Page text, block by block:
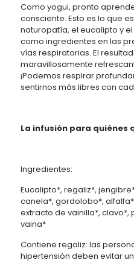
Como yogui, pronto
consciente. Esto es lo que
naturopatía, el eucalipto y
como ingredientes en las
vías respiratorias. El
maravillosamente
¡Podemos respirar
sentirnos más libres con
La infusión para quiénes
Ingredientes:
Eucalipto*, regaliz*,
canela*, gordolobo*,
extracto de vainilla*, clavo*,
vaina*
Contiene regaliz: las
hipertensión deben evitar